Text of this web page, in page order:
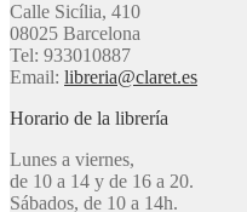
Calle Sicília, 410
08025 Barcelona
Tel: 933010887
Email: libreria@claret.es
Horario de la librería
Lunes a viernes,
de 10 a 14 y de 16 a 20.
Sábados, de 10 a 14h.